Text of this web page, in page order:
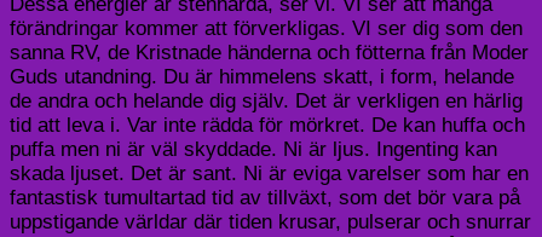
Dessa energier är stenhårda, ser vi. VI ser att många
förändringar kommer att förverkligas. VI ser dig som den
sanna RV, de Kristnade händerna och fötterna från Moder
Guds utandning. Du är himmelens skatt, i form, helande
de andra och helande dig själv. Det är verkligen en härlig
tid att leva i. Var inte rädda för mörkret. De kan huffa och
puffa men ni är väl skyddade. Ni är ljus. Ingenting kan
skada ljuset. Det är sant. Ni är eviga varelser som har en
fantastisk tumultartad tid av tillväxt, som det bör vara på
uppstigande världar där tiden krusar, pulserar och snurrar